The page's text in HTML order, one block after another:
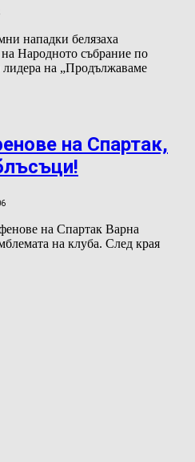
нападки белязаха
на Народното събрание по
на „Продължаваме
на Спартак,
на Спартак Варна
на клуба. След края